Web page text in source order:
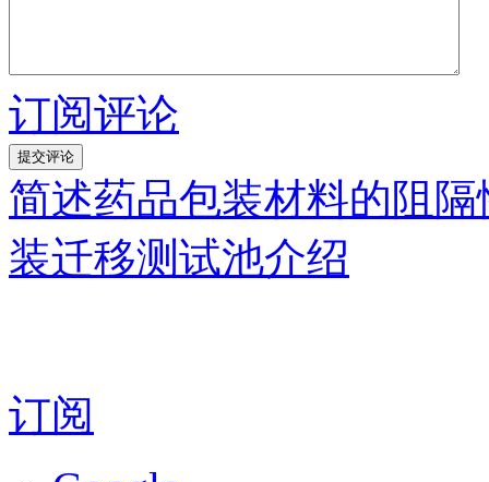
订阅评论
简述药品包装材料的阻
装迁移测试池介绍
订阅